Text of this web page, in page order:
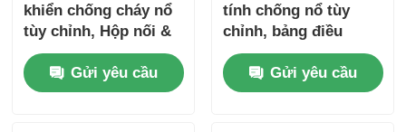
khiển chống cháy nổ
tùy chỉnh, Hộp nối &
Vỏ điện
Gửi yêu cầu
tính chống nổ tùy
chỉnh, bảng điều
khiển động cơ và hộp
điều khiển bơm nước
Gửi yêu cầu